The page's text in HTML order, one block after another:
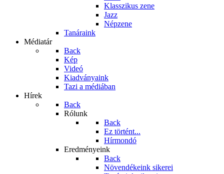
Klasszikus zene
Jazz
Népzene
Tanáraink
Médiatár
Back
Kép
Videó
Kiadványaink
Tazi a médiában
Hírek
Back
Rólunk
Back
Ez történt...
Hírmondó
Eredményeink
Back
Növendékeink sikerei